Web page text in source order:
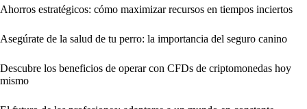
Ahorros estratégicos: cómo maximizar recursos en tiempos inciertos
Asegúrate de la salud de tu perro: la importancia del seguro canino
Descubre los beneficios de operar con CFDs de criptomonedas hoy
mismo